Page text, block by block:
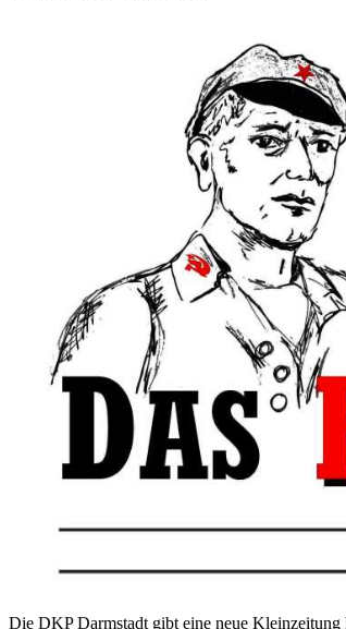
Die DKP Darmstadt gibt eine neue